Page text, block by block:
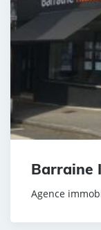
Barraine
Agence